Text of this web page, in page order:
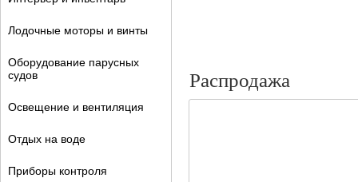
Распродажа
Лодочные моторы и винты
Оборудование парусных
судов
Освещение и вентиляция
Отдых на воде
Приборы контроля